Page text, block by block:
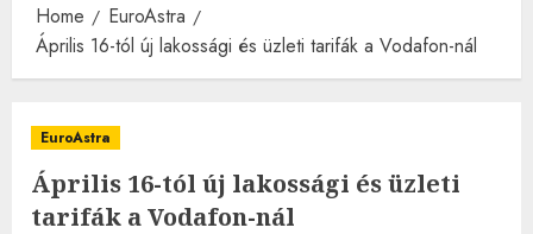
Home
EuroAstra
Április 16-tól új lakossági és üzleti tarifák a Vodafon-nál
EuroAstra
Április 16-tól új lakossági és üzleti
tarifák a Vodafon-nál